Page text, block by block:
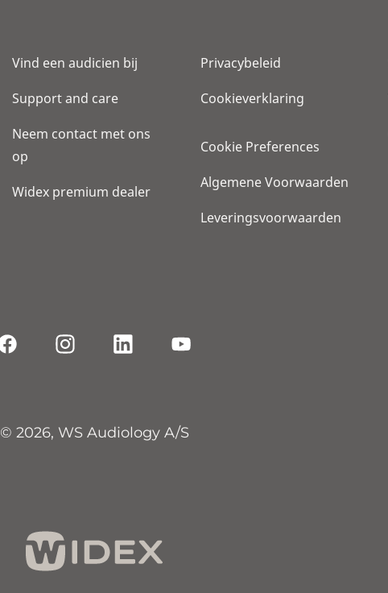
Vind een audicien bij
Support and care
Neem contact met ons
op
Widex premium dealer
Privacybeleid
Cookieverklaring
Cookie Preferences
Algemene Voorwaarden
Leveringsvoorwaarden
© 2026, WS Audiology A/S